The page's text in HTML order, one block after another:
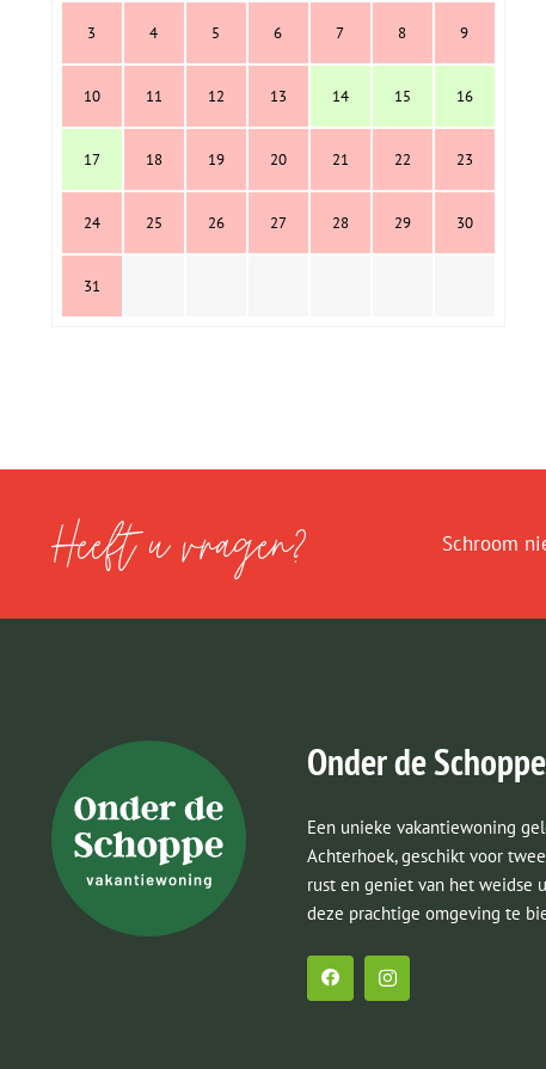
3 4 5 6 7 8 9
10 11 12 13 14 15 16
17 18 19 20 21 22 23
24 25 26 27 28 29 30
31
Heeft u vragen? Schroom
Onder de Schoppe
Een unieke vakantiewoning
Achterhoek, geschikt voor
rust en geniet van het weidse
deze prachtige omgeving te